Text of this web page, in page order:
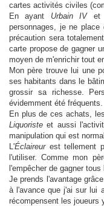
cartes activités civiles
En ayant Urbain IV
personnages, je ne
précaution sera
carte propose de gagner
moyen de m'enrichir tout
Mon père trouve lui une
ses habitants dans le
grossir sa richesse.
évidemment été fréquents.
En plus de ces achats,
Liquoriste et aussi
manipulation qui est
L'Éclaireurest tellement
l'utiliser. Comme mon
l'empêcher de gagner
Je prends l'avantage
à l'avance que j'ai sur lui
récompensent les joueurs